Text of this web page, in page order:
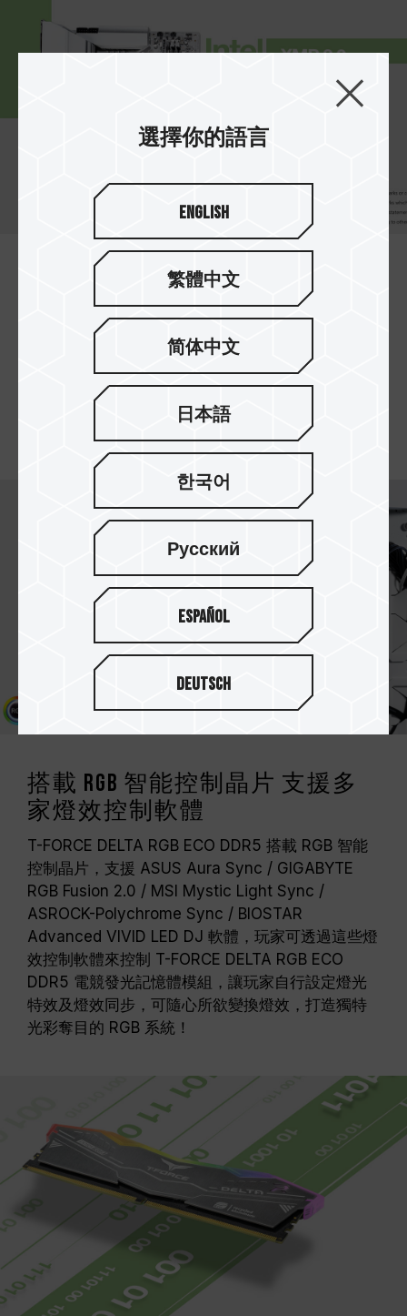
雙模快速一鍵超頻認證
同時支援最新 Intel XMP 3.0 與 AMD EXPO 超頻技
術，通過 ASRock、ASUS、BIOSTAR、
GIGABYTE、MSI 主機板品牌完整相容性與穩定度
的測試，讓記憶體在極佳的相容性下獲得性能提
升，輕鬆一鍵體驗 Intel 與 AMD 雙平台穩定超頻快
搭載 RGB 智能控制晶片 支援多
家燈效控制軟體
T-FORCE DELTA RGB ECO DDR5 搭載 RGB 智能
控制晶片，支援 ASUS Aura Sync / GIGABYTE
RGB Fusion 2.0 / MSI Mystic Light Sync /
ASROCK-Polychrome Sync / BIOSTAR
Advanced VIVID LED DJ 軟體，玩家可透過這些燈
效控制軟體來控制 T-FORCE DELTA RGB ECO
DDR5 電競發光記憶體模組，讓玩家自行設定燈光
特效及燈效同步，可隨心所欲變換燈效，打造獨特
光彩奪目的 RGB 系統！
選擇你的語言
English
繁體中文
简体中文
日本語
한국어
Русский
Español
Deutsch